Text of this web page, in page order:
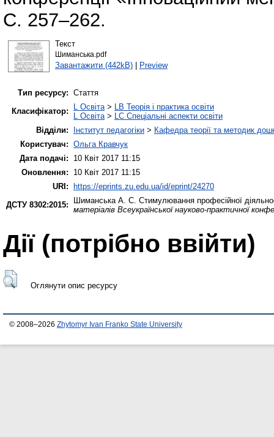
С. 257–262.
Текст
Шиманська.pdf
Завантажити (442kB)| Preview
Тип ресурсу: Стаття
Класифікатор:
L Освіта> LB Теорія і практика освіти
L Освіта> LC Спеціальні аспекти освіти
Відділи:
Інститут педагогіки > Кафедра теорії та методик
Користувач: Ольга Кравчук
Дата подачі:
10 Квіт 2017 11:15
Оновлення:
10 Квіт 2017 11:15
URI:
https://eprints.zu.edu.ua/id/eprint/24270
ДСТУ 8302:2015:
Шиманська А. С. Стимулювання професійної
матеріалів Всеукраїнської науково-практичної
Дії ​​(потрібно ввійти)
Оглянути опис ресурсу
© 2008–2026 Zhytomyr Ivan Franko State University